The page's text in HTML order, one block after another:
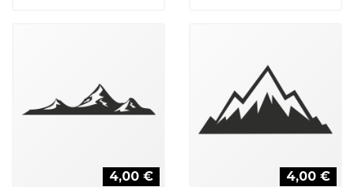
4,00 € 4,00 €